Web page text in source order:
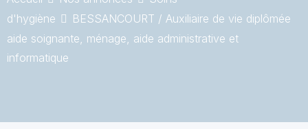
d'hygiène
BESSANCOURT / Auxiliaire de vie diplômée
aide soignante, ménage, aide administrative et
informatique